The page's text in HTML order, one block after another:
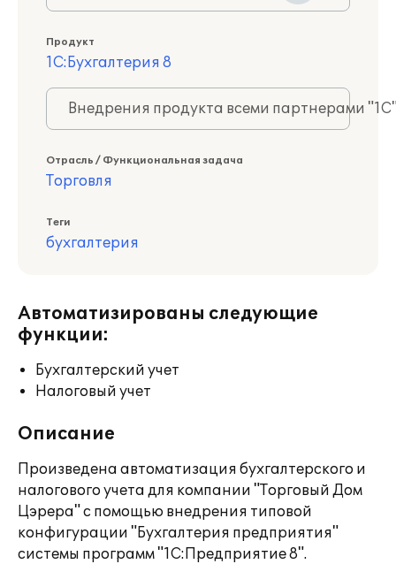
Продукт
1С:Бухгалтерия 8
Внедрения продукта всеми партнерами
Отрасль / Функциональная задача
Торговля
Теги
бухгалтерия
Автоматизированы следующие
функции:
Бухгалтерский учет
Налоговый учет
Описание
Произведена автоматизация бухгалтерского и
налогового учета для компании "Торговый Дом
Цэрера" с помощью внедрения типовой
конфигурации "Бухгалтерия предприятия"
системы программ "1С:Предприятие 8".